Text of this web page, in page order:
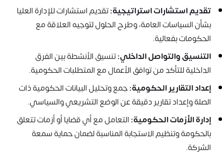
تقديم استشارات استراتيجية:تقديم استشارات للإدارة العليا
بشأن السياسات العامة، وطرح الحلول لتوجيه العلاقة مع
الحكومات بفعالية.
التنسيق والتواصل الداخلي:تنسيق الأنشطة بين الفرق
الداخلية للتأكد من توافق الأعمال مع المتطلبات الحكومية.
إعداد التقارير الحكومية:جمع وتحليل البيانات الحكومية ذات
الصلة وإعداد تقارير دقيقة عن الوضع التشريعي والسياسي.
إدارة الأزمات الحكومية:التعامل مع أي قضايا أو أزمات تتعلق
بالحكومة وتنظيم الاستجابة المناسبة لضمان حماية سمعة
الشركة.